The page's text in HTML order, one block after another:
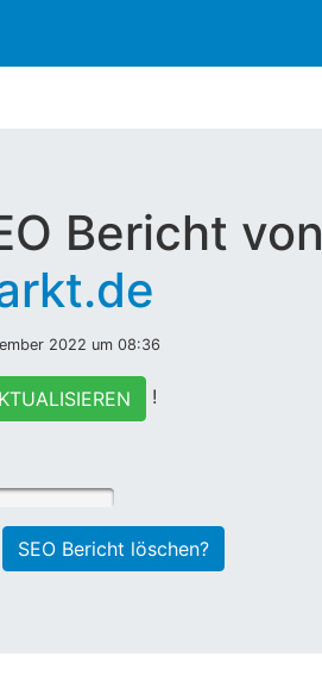
Bericht von
2022 um 08:36
!
SEO Bericht löschen?